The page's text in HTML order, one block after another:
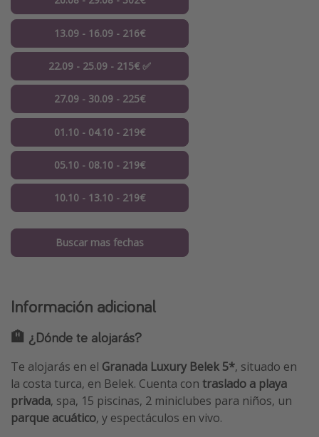
13.09 - 16.09 - 216€
22.09 - 25.09 - 215€ ✅
27.09 - 30.09 - 225€
01.10 - 04.10 - 219€
05.10 - 08.10 - 219€
10.10 - 13.10 - 219€
Buscar mas fechas
Información adicional
🏨 ¿Dónde te alojarás?
Te alojarás en el Granada Luxury Belek 5*, situado en
la costa turca, en Belek. Cuenta con traslado a playa
privada, spa, 15 piscinas, 2 miniclubes para niños, un
parque acuático, y espectáculos en vivo.